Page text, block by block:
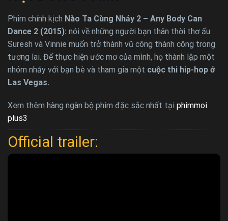
Phim chính kịch Nào Ta Cùng Nhảy 2 – Any Body Can
Dance 2 (2015): nói về những người bạn thân thời thơ ấu
Suresh và Vinnie muốn trở thành vũ công thành công trong
tương lai. Để thực hiện ước mơ của mình, họ thành lập một
nhóm nhảy với bạn bè và tham gia một cuộc thi hip-hop ở
Las Vegas.
Xem thêm hàng ngàn bộ phim đặc sắc nhất tại phimmoi
plus3
Official trailer: